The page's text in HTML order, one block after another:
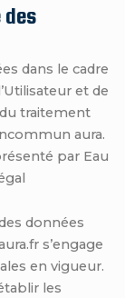
des
dans le cadre
et de
traitement
aura.
par Eau
données
s’engage
en vigueur.
les